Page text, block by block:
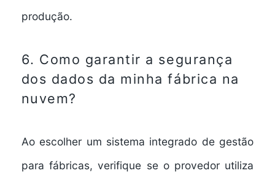
produção.
6. Como garantir a segurança
dos dados da minha fábrica na
nuvem?
Ao escolher um sistema integrado de gestão
para fábricas, verifique se o provedor utiliza